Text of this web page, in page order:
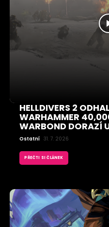
HELLDIVERS 2
WARHAMMER
WARBOND DORAZÍ
Ostatní 31. 7. 2026
PŘEČTI SI ČLÁNEK